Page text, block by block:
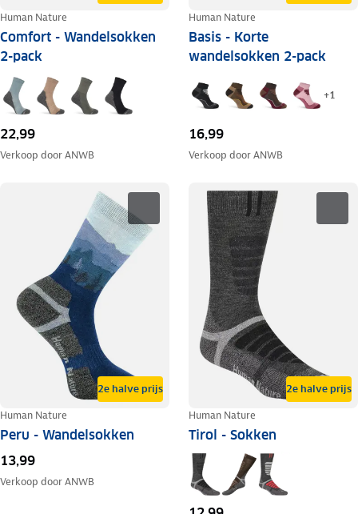
Human Nature
Comfort - Wandelsokken
2-pack
22,99
Verkoop doorANWB
Human Nature
Basis - Korte
wandelsokken 2-pack
+1
16,99
Verkoop doorANWB
2e halve prijs
Human Nature
Peru - Wandelsokken
13,99
Verkoop doorANWB
2e halve prijs
Human Nature
Tirol - Sokken